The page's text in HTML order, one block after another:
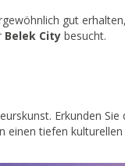
gut
Belek City besucht.
Erkunden
einen tiefen